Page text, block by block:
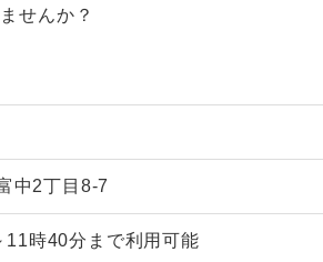
せんか？
中2丁目8-7
時40分まで利用可能